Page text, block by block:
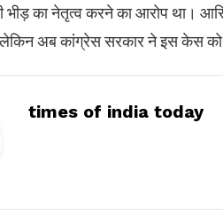
भीड़ का नेतृत्व करने का आरोप था।
अब कांग्रेस सरकार ने इस केस को
times of india today